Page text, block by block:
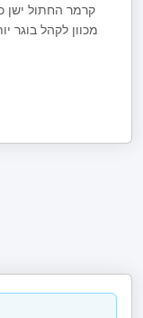
קרמר החתול ישן
מכוון לקהל בוגר